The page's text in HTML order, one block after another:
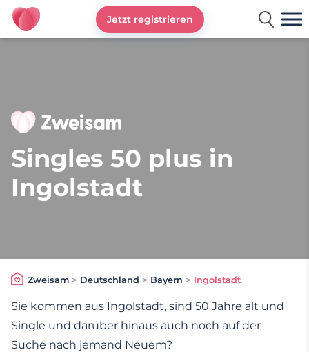
Zweisam
Jetzt registrieren
Singles 50 plus in
Ingolstadt
Zweisam> Deutschland > Bayern > Ingolstadt
Sie kommen aus Ingolstadt, sind 50 Jahre alt und
Single und darüber hinaus auch noch auf der
Suche nach jemand Neuem?